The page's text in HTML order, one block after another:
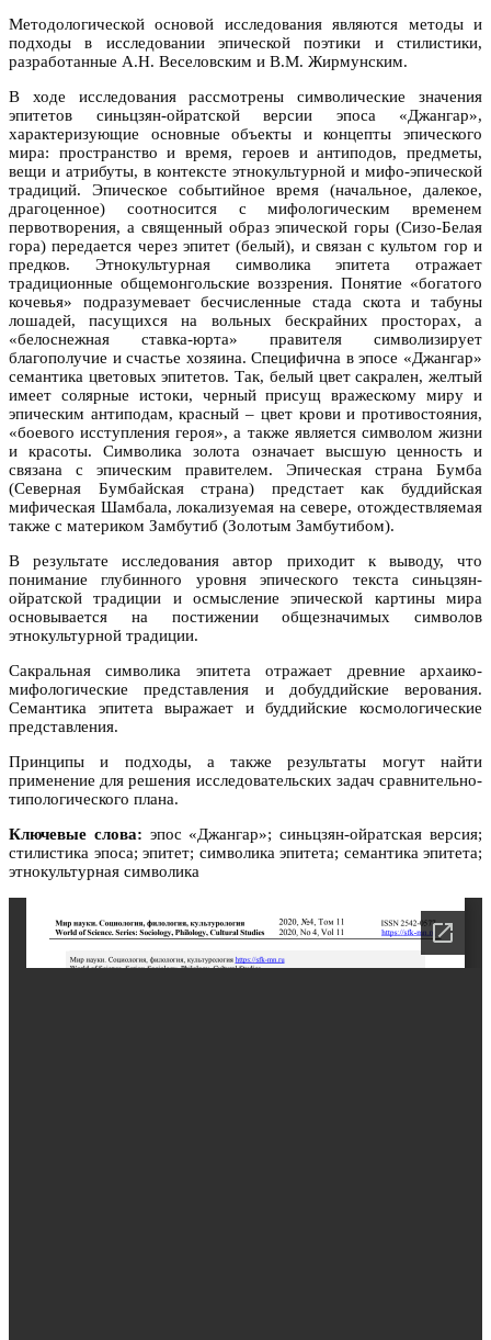
Методологической основой исследования являются методы и
подходы в исследовании эпической поэтики и стилистики,
разработанные А.Н. Веселовским и В.М. Жирмунским.
В ходе исследования рассмотрены символические значения
эпитетов синьцзян-ойратской версии эпоса «Джангар»,
характеризующие основные объекты и концепты эпического
мира: пространство и время, героев и антиподов, предметы,
вещи и атрибуты, в контексте этнокультурной и мифо-эпической
традиций. Эпическое событийное время (начальное, далекое,
драгоценное) соотносится с мифологическим временем
первотворения, а священный образ эпической горы (Сизо-Белая
гора) передается через эпитет (белый), и связан с культом гор и
предков. Этнокультурная символика эпитета отражает
традиционные общемонгольские воззрения. Понятие «богатого
кочевья» подразумевает бесчисленные стада скота и табуны
лошадей, пасущихся на вольных бескрайних просторах, а
«белоснежная ставка-юрта» правителя символизирует
благополучие и счастье хозяина. Специфична в эпосе «Джангар»
семантика цветовых эпитетов. Так, белый цвет сакрален, желтый
имеет солярные истоки, черный присущ вражескому миру и
эпическим антиподам, красный – цвет крови и противостояния,
«боевого исступления героя», а также является символом жизни
и красоты. Символика золота означает высшую ценность и
связана с эпическим правителем. Эпическая страна Бумба
(Северная Бумбайская страна) предстает как буддийская
мифическая Шамбала, локализуемая на севере, отождествляемая
также с материком Замбутиб (Золотым Замбутибом).
В результате исследования автор приходит к выводу, что
понимание глубинного уровня эпического текста синьцзян-
ойратской традиции и осмысление эпической картины мира
основывается на постижении общезначимых символов
этнокультурной традиции.
Сакральная символика эпитета отражает древние архаико-
мифологические представления и добуддийские верования.
Семантика эпитета выражает и буддийские космологические
представления.
Принципы и подходы, а также результаты могут найти
применение для решения исследовательских задач сравнительно-
типологического плана.
Ключевые слова: эпос «Джангар»; синьцзян-ойратская версия;
стилистика эпоса; эпитет; символика эпитета; семантика эпитета;
этнокультурная символика